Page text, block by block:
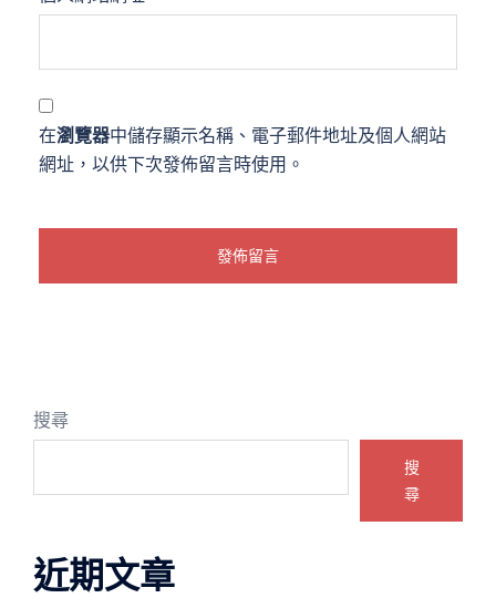
在瀏覽器中儲存顯示名稱、電子郵件地址及個人網站
網址，以供下次發佈留言時使用。
搜尋
搜
尋
近期文章